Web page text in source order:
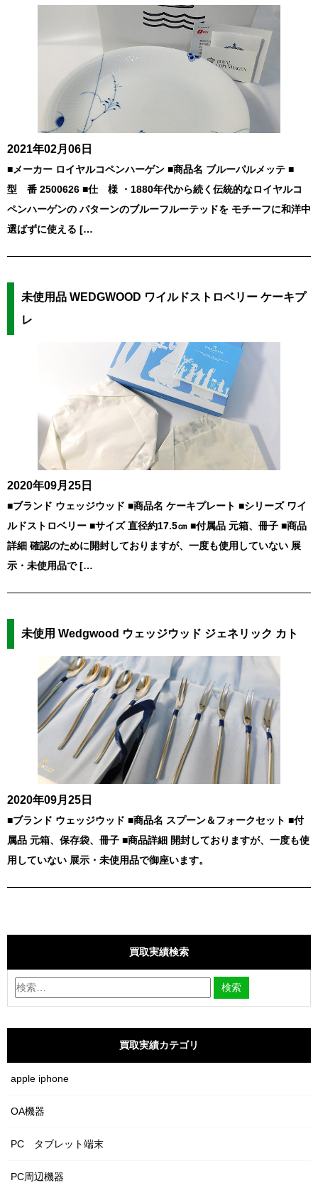
2021年02月06日
■メーカー ロイヤルコペンハーゲン ■商品名 ブルーパルメッテ ■
型 番 2500626 ■仕 様 ・1880年代から続く伝統的なロイヤルコ
ペンハーゲンの パターンのブルーフルーテッドを モチーフに和洋中
選ばずに使える […
未使用品 WEDGWOOD ワイルドストロベリー ケーキプ
レ
2020年09月25日
■ブランド ウェッジウッド ■商品名 ケーキプレート ■シリーズ ワイ
ルドストロベリー ■サイズ 直径約17.5㎝ ■付属品 元箱、冊子 ■商品
詳細 確認のために開封しておりますが、一度も使用していない 展
示・未使用品で […
未使用 Wedgwood ウェッジウッド ジェネリック カト
2020年09月25日
■ブランド ウェッジウッド ■商品名 スプーン＆フォークセット ■付
属品 元箱、保存袋、冊子 ■商品詳細 開封しておりますが、一度も使
用していない 展示・未使用品で御座います。
買取実績検索
買取実績カテゴリ
apple iphone
OA機器
PC タブレット端末
PC周辺機器